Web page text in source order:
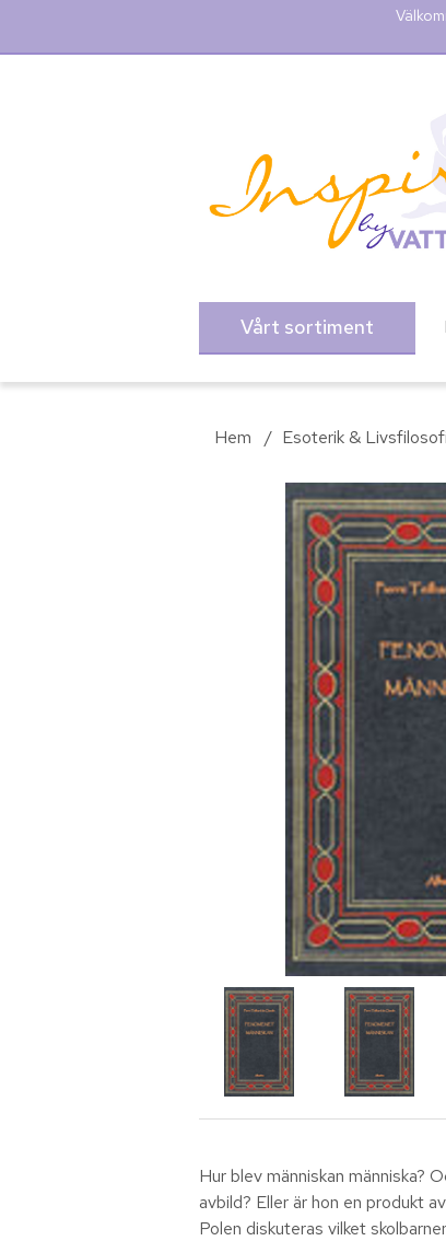
Vårt sortiment
Hem / Esoterik & Livsfilosofi
Hur blev människan människa?
avbild? Eller är hon en produkt
Polen diskuteras vilket